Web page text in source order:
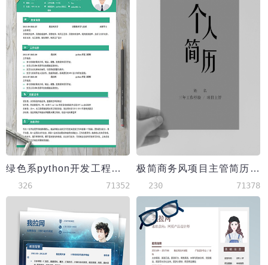
绿色系python开发工程师简历模板
326 71352
极简商务风项目主管简历套装
230 71378